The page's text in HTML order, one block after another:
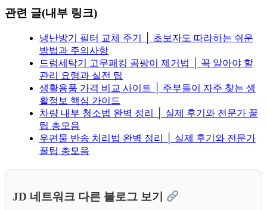
관련 글(내부 링크)
냉난방기 필터 교체 주기 │ 초보자도 따라하는 쉬운
방법과 주의사항
드럼세탁기 고무패킹 곰팡이 제거법 │ 꼭 알아야 할
관리 요령과 실전 팁
생활용품 가격 비교 사이트 │ 주부들이 자주 찾는 생
활정보 핵심 가이드
차량 내부 청소법 완벽 정리 │ 실제 후기와 전문가 꿀
팁 총모음
우편물 반송 처리법 완벽 정리 │ 실제 후기와 전문가
꿀팁 총모음
JD 네트워크 다른 블로그 보기